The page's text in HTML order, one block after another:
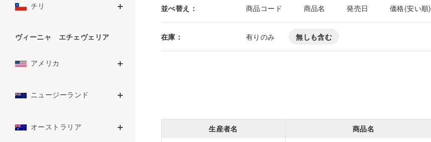
並べ替え： 商品コード 商品名 発売日 価格(安い順)
在庫： 有りのみ 無しも含む
生産者名 商品名
チリ
ヴィーニャ エチェヴェリア
アメリカ
ニュージーランド
オーストラリア